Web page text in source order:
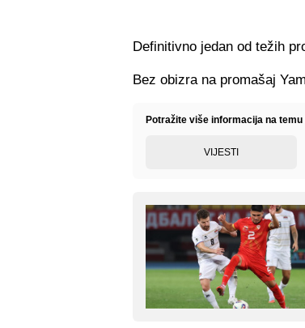
Definitivno jedan od težih
Bez obizra na promašaj
Potražite više informacija na
VIJESTI